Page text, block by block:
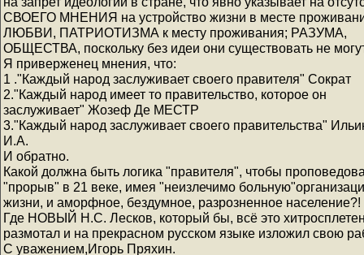
СВОЕГО МНЕНИЯ на устройство жизни в месте
ЛЮБВИ, ПАТРИОТИЗМА к месту проживания; РАЗУМА,
ОБЩЕСТВА, поскольку без идеи они существовать не
Я приверженец мнения, что:
1 ."Каждый народ заслуживает своего правителя" Сократ
2."Каждый народ имеет то правительство, которое он
заслуживает" Жозеф Де МЕСТР
3."Каждый народ заслуживает своего правительства"
И.А.
И обратно.
Какой должна быть логика "правителя", чтобы
"прорыв" в 21 веке, имея "неизлечимо
жизни, и аморфное, бездумное, разрозненное население?!
Где НОВЫЙ Н.С. Лесков, который бы, всё это
размотал и на прекрасном русском языке изложил свою
С уважением,Игорь Пряхин.